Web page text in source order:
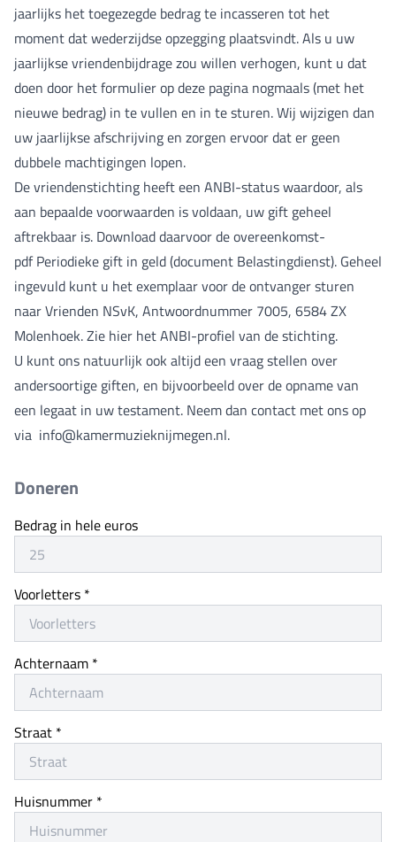
jaarlijks het toegezegde bedrag te incasseren tot het
moment dat wederzijdse opzegging plaatsvindt. Als u uw
jaarlijkse vriendenbijdrage zou willen verhogen, kunt u dat
doen door het formulier op deze pagina nogmaals (met het
nieuwe bedrag) in te vullen en in te sturen. Wij wijzigen dan
uw jaarlijkse afschrijving en zorgen ervoor dat er geen
dubbele machtigingen lopen.
De vriendenstichting heeft een ANBI-statuswaardoor, als
aan bepaalde voorwaarden is voldaan, uw gift geheel
aftrekbaar is. Download daarvoor de overeenkomst-
pdfPeriodieke gift in geld(document Belastingdienst). Geheel
ingevuld kunt u het exemplaar voor de ontvanger sturen
naar Vrienden NSvK, Antwoordnummer 7005, 6584 ZX
Molenhoek. Zie hier het ANBI-profiel van de stichting.
U kunt ons natuurlijk ook altijd een vraag stellen over
andersoortige giften, en bijvoorbeeld over de opname van
een legaat in uw testament. Neem dan contact met ons op
via info@kamermuzieknijmegen.nl.
Doneren
Bedrag in hele euros
Voorletters *
Achternaam *
Straat *
Huisnummer *